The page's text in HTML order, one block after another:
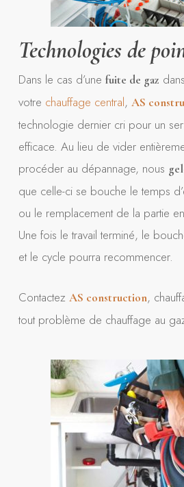
Technologies de
Dans le cas d’une fuite de gaz
votre chauffage central, AS
technologie dernier cri pour un
efficace. Au lieu de vider
procéder au dépannage, nous
que celle-ci se bouche le temps
ou le remplacement de la partie
Une fois le travail terminé, le
et le cycle pourra recommencer.
Contactez AS construction,
tout problème de chauffage au